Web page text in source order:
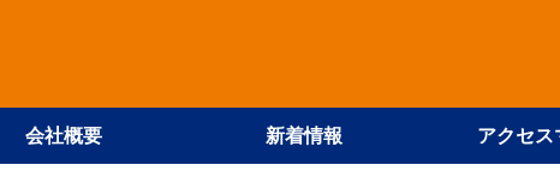
会社概要 新着情報 アクセス